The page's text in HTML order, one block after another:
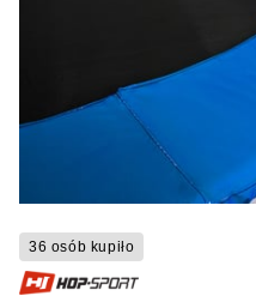
36 osób kupiło